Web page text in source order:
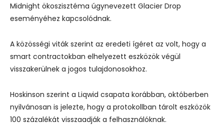
Midnight ökoszisztéma úgynevezett Glacier Drop
eseményéhez kapcsolódnak.
A közösségi viták szerint az eredeti ígéret az volt, hogy a
smart contractokban elhelyezett eszközök végül
visszakerülnek a jogos tulajdonosokhoz.
Hoskinson szerint a Liqwid csapata korábban, októberben
nyilvánosan is jelezte, hogy a protokollban tárolt eszközök
100 százalékát visszaadják a felhasználóknak.